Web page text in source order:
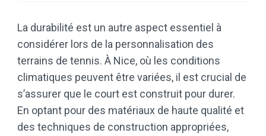
La durabilité est un autre aspect essentiel à
considérer lors de la personnalisation des
terrains de tennis. À Nice, où les conditions
climatiques peuvent être variées, il est crucial de
s’assurer que le court est construit pour durer.
En optant pour des matériaux de haute qualité et
des techniques de construction appropriées,